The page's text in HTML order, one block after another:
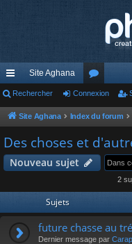
cc
ès
ra
pi
Site Aghana
or
u
s
Rechercher Connexion
Site Aghana Index du forum
Des choses et
Nouveau sujet
2
Sujets
future chasse au
Dernier message par